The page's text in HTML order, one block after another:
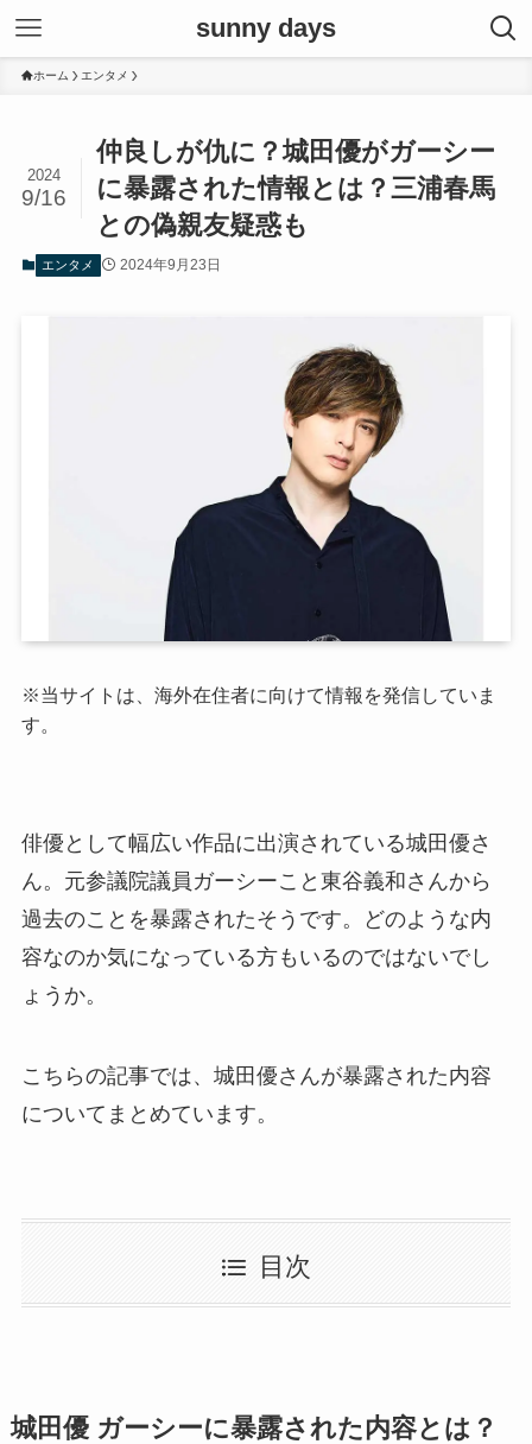
sunny days
ホーム エンタメ
仲良しが仇に？城田優がガーシー
に暴露された情報とは？三浦春馬
との偽親友疑惑も
2024
9/16
エンタメ 2024年9月23日
※当サイトは、海外在住者に向けて情報を発信していま
す。
俳優として幅広い作品に出演されている城田優さ
ん。元参議院議員ガーシーこと東谷義和さんから
過去のことを暴露されたそうです。どのような内
容なのか気になっている方もいるのではないでし
ょうか。
こちらの記事では、城田優さんが暴露された内容
についてまとめています。
目次
城田優 ガーシーに暴露された内容とは？